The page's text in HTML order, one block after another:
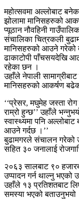
महोत्सवमा अल्लोबाट
झोलामा मानिसहरुको
प्यूठान नौवहिनी
संचालिका चित्रकली
मानिसहरुको आउने गरेको
ढाकाटोपी पाँचसयदेखि
रहेका छन ।
उहाँले नेपाली
मानिसहरुको आकर्षण
‘‘प्रेसर, मघुमेह जस्ता
राम्रो हुन्छ’’ उहाँले
स्वास्थ्यमा पनि
आउने गर्दछ ।’’
बुढामगरले संचालन गरेको
सहित ३० जनालाई
२०६३ सालबाट ९०
उप्पादन गर्न थाल्नु
उहाँले १३ प्रतिशतबाट
समस्या भएको बताउनुभयो